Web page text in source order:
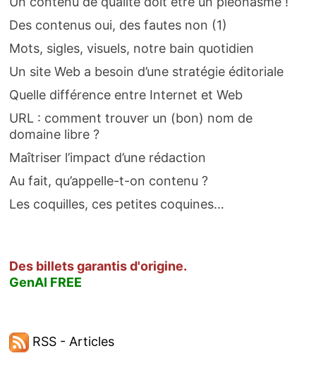
Des contenus oui, des fautes non (1)
Mots, sigles, visuels, notre bain quotidien
Un site Web a besoin d’une stratégie éditoriale
Quelle différence entre Internet et Web
URL : comment trouver un (bon) nom de
domaine libre ?
Maîtriser l’impact d’une rédaction
Au fait, qu’appelle-t-on contenu ?
Les coquilles, ces petites coquines…
Des billets garantis d'origine.
GenAI FREE
RSS - Articles